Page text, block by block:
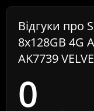
Відгуки про
8x128GB 4G
AK7739
0